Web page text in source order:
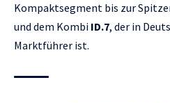
Kompaktsegment bis zur
und dem Kombi ID.7, der in
Marktführer ist.